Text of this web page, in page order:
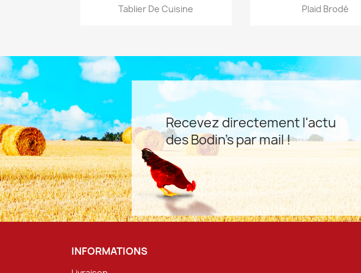
Aperçu rapide
Tablier De Cuisine Aperçu rapide
Plaid Brodé
Recevez directement l'actu
des Bodin's par mail !
INFORMATIONS